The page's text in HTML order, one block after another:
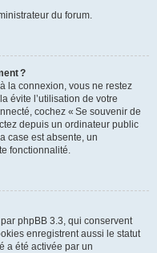
du forum.
?
la connexion, vous ne restez
évite l’utilisation de votre
cochez « Se souvenir de
depuis un ordinateur public
case est absente, un
fonctionnalité.
phpBB 3.3, qui conservent
enregistrent aussi le statut
a été activée par un